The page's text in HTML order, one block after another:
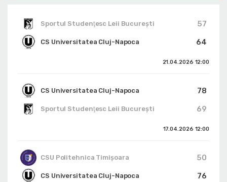
Sportul Studenţesc Leii Bucureşti
57
64
CS Universitatea Cluj-Napoca
21.04.2026 12:00
CS Universitatea Cluj-Napoca
78
69
Sportul Studenţesc Leii Bucureşti
17.04.2026 12:00
CSU Politehnica Timișoara
50
76
CS Universitatea Cluj-Napoca